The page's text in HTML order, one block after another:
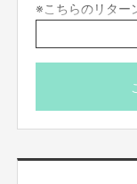
※こちらのリター
す。
※出演者は変更に
さい。変更にな
※プロジェクト